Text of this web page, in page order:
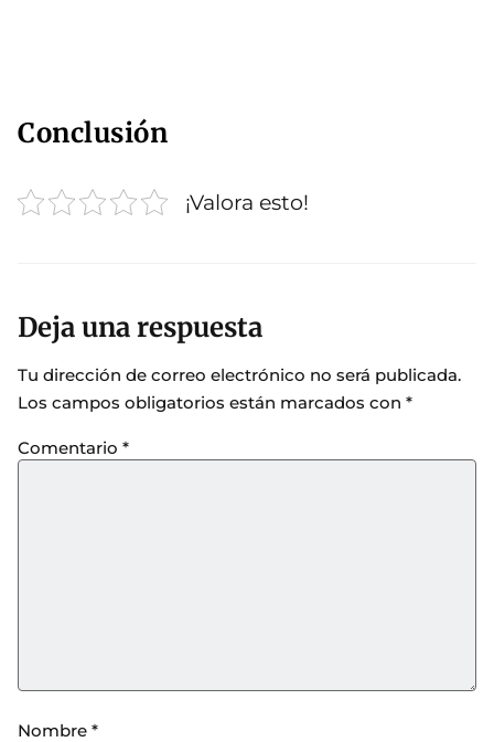
Conclusión
¡Valora esto!
Deja una respuesta
Tu dirección de correo electrónico no será publicada.
Los campos obligatorios están marcados con *
Comentario *
Nombre *